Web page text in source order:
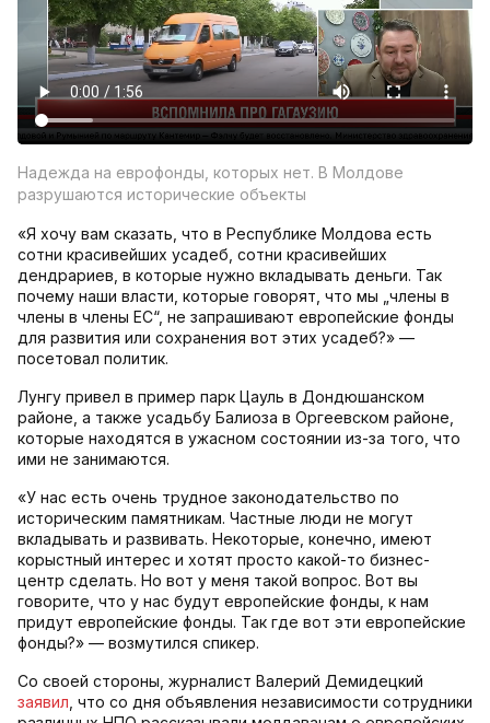
Надежда на еврофонды, которых нет. В Молдове
разрушаются исторические объекты
«Я хочу вам сказать, что в Республике Молдова есть
сотни красивейших усадеб, сотни красивейших
дендрариев, в которые нужно вкладывать деньги. Так
почему наши власти, которые говорят, что мы „члены в
члены в члены ЕС“, не запрашивают европейские фонды
для развития или сохранения вот этих усадеб?» —
посетовал политик.
Лунгу привел в пример парк Цауль в Дондюшанском
районе, а также усадьбу Балиоза в Оргеевском районе,
которые находятся в ужасном состоянии из-за того, что
ими не занимаются.
«У нас есть очень трудное законодательство по
историческим памятникам. Частные люди не могут
вкладывать и развивать. Некоторые, конечно, имеют
корыстный интерес и хотят просто какой-то бизнес-
центр сделать. Но вот у меня такой вопрос. Вот вы
говорите, что у нас будут европейские фонды, к нам
придут европейские фонды. Так где вот эти европейские
фонды?» — возмутился спикер.
Со своей стороны, журналист Валерий Демидецкий
заявил , что со дня объявления независимости сотрудники